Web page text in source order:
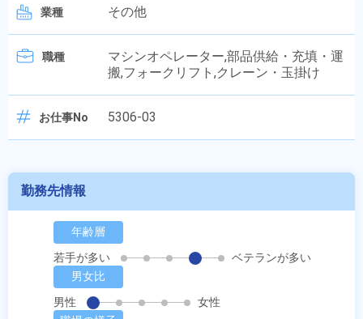
業種 その他
職種
マシンオペレーター,部品供給・充填・運
搬,フォークリフト,クレーン・玉掛け
お仕事No 5306-03
勤務先情報
年齢層
若手が多い
ベテランが多い
男女比
男性
女性